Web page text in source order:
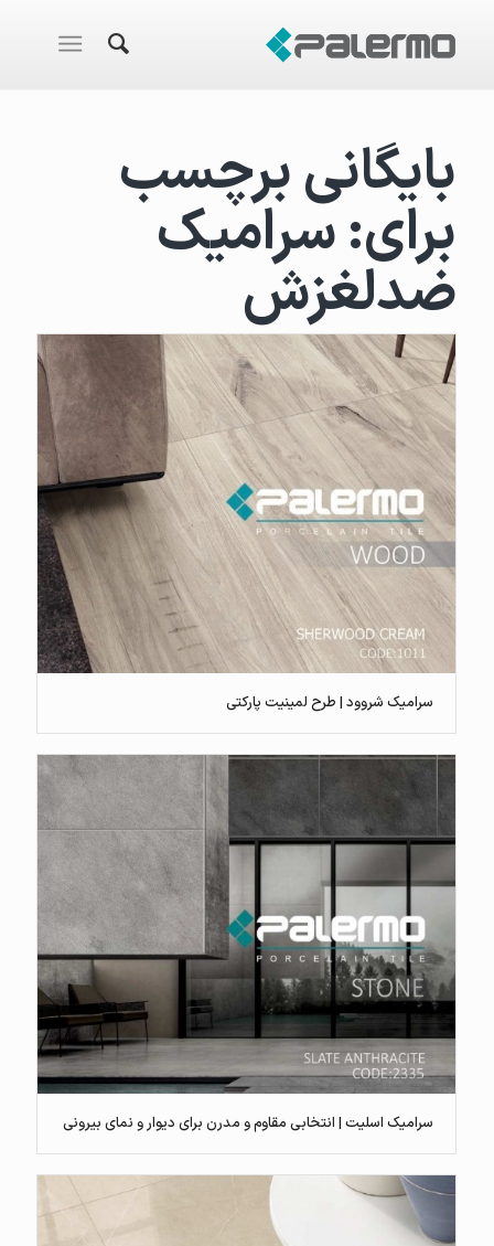
بایگانی برچسب
برای:سرامیک
ضدلغزش
سرامیک شروود | طرح لمینیت پارکتی
سرامیک اسلیت | انتخابی مقاوم و مدرن برای دیوار و نمای بیرونی